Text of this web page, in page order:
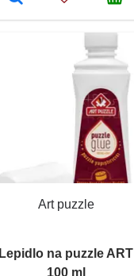
Art puzzle
Lepidlo na puzzle ART
100 ml